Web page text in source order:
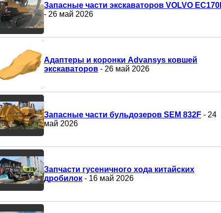
Запасные части экскаваторов VOLVO
- 26 май 2026
Адаптеры и коронки Advansys ковшей
экскаваторов - 26 май 2026
Запасные части бульдозеров SEM 832F - 24
май 2026
Запчасти гусеничного хода китайских
дробилок - 16 май 2026